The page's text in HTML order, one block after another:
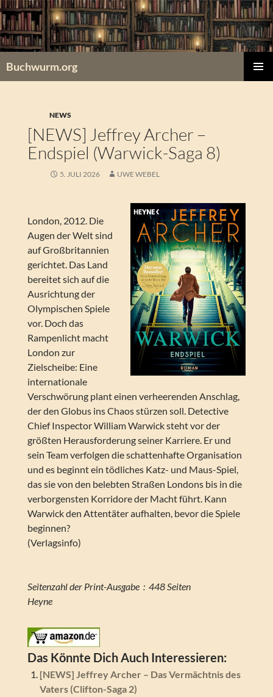
Zum
Inhalt
springen
Buchwurm.org
NEWS
[NEWS] Jeffrey Archer –
Endspiel (Warwick-Saga 8)
5. JULI 2026 UWE WEBEL
London, 2012. Die
Augen der Welt sind
auf Großbritannien
gerichtet. Das Land
bereitet sich auf die
Ausrichtung der
Olympischen Spiele
vor. Doch das
Rampenlicht macht
London zur
Zielscheibe: Eine
internationale
Verschwörung plant einen verheerenden Anschlag,
der den Globus ins Chaos stürzen soll. Detective
Chief Inspector William Warwick steht vor der
größten Herausforderung seiner Karriere. Er und
sein Team verfolgen die schattenhafte Organisation
und es beginnt ein tödliches Katz- und Maus-Spiel,
das sie von den belebten Straßen Londons bis in die
verborgensten Korridore der Macht führt. Kann
Warwick den Attentäter aufhalten, bevor die Spiele
beginnen?
(Verlagsinfo)
Seitenzahl der Print-Ausgabe ‏ : ‎ 448 Seiten
Heyne
Das Könnte Dich Auch Interessieren:
[NEWS] Jeffrey Archer – Das Vermächtnis des
Vaters (Clifton-Saga 2)